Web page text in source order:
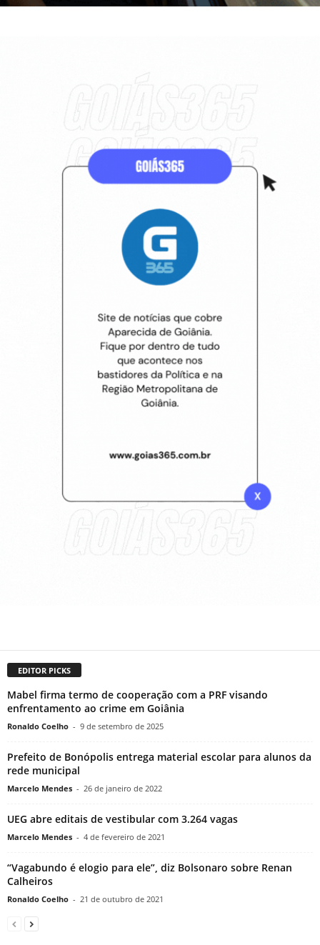
EDITOR PICKS
Mabel firma termo de cooperação com a PRF visando
enfrentamento ao crime em Goiânia
Ronaldo Coelho - 9 de setembro de 2025
Prefeito de Bonópolis entrega material escolar para alunos da
rede municipal
Marcelo Mendes - 26 de janeiro de 2022
UEG abre editais de vestibular com 3.264 vagas
Marcelo Mendes - 4 de fevereiro de 2021
“Vagabundo é elogio para ele”, diz Bolsonaro sobre Renan
Calheiros
Ronaldo Coelho - 21 de outubro de 2021